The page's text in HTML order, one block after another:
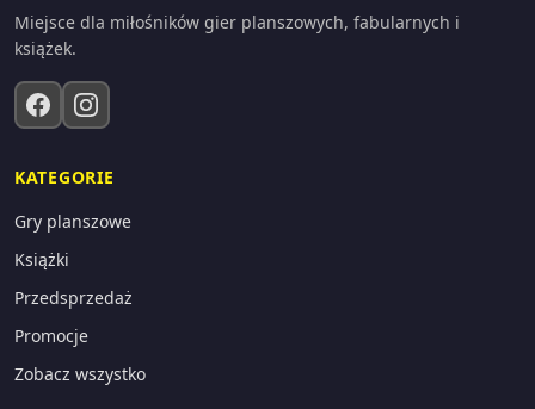
Miejsce dla miłośników gier planszowych, fabularnych i
książek.
KATEGORIE
Gry planszowe
Książki
Przedsprzedaż
Promocje
Zobacz wszystko